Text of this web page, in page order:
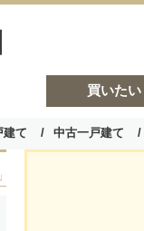
買いたい
建て 中古一戸建て